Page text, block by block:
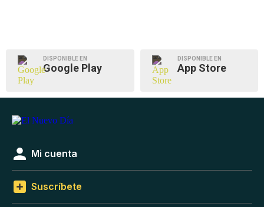
DISPONIBLE EN
Google Play
DISPONIBLE EN
App Store
Mi cuenta
Suscríbete